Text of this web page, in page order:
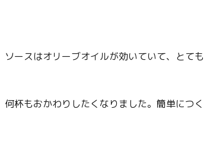
ースはオリーブオイルが効いていて、とても
杯もおかわりしたくなりました。簡単につく